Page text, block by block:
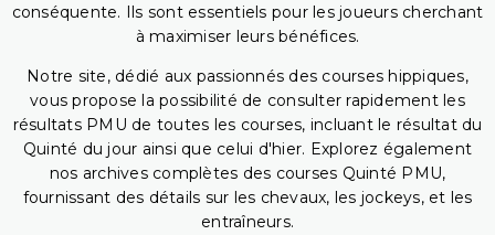
conséquente. Ils sont essentiels pour les joueurs cherchant
à maximiser leurs bénéfices.
Notre site, dédié aux passionnés des courses hippiques,
vous propose la possibilité de consulter rapidement les
résultats PMU de toutes les courses, incluant le résultat du
Quinté du jour ainsi que celui d'hier. Explorez également
nos archives complètes des courses Quinté PMU,
fournissant des détails sur les chevaux, les jockeys, et les
entraîneurs.